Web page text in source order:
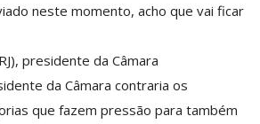
neste momento, acho que vai ficar
presidente da Câmara
da Câmara contraria os
que fazem pressão para também